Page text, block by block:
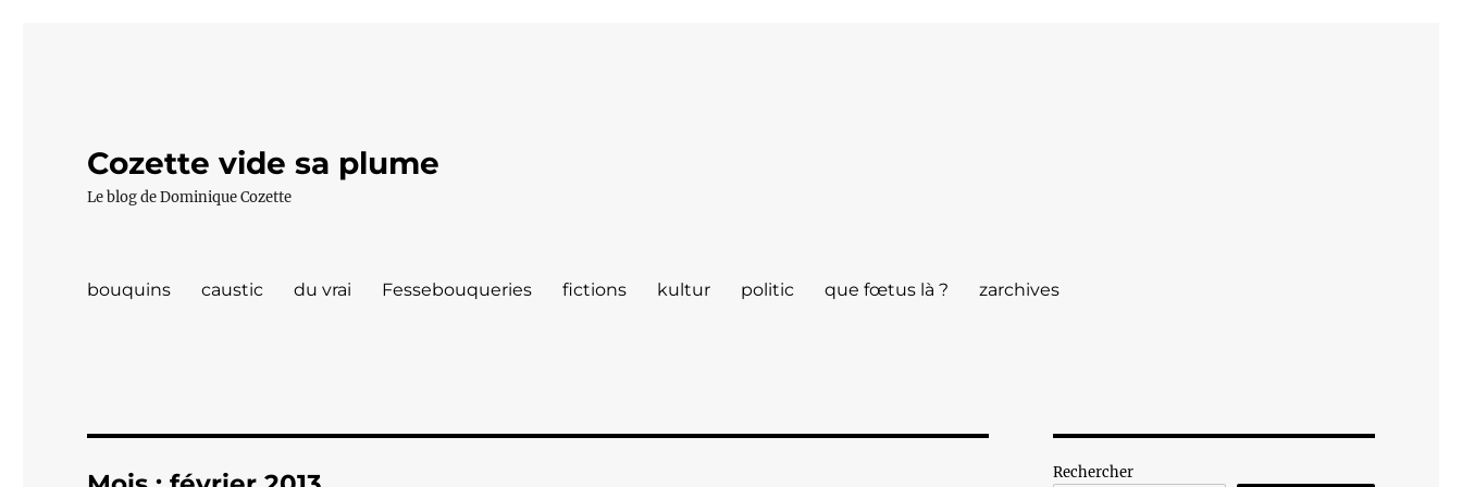
Cozette vide sa plume
Le blog de Dominique Cozette
bouquins caustic du vrai Fessebouqueries fictions kultur politic que fœtus là ? zarchives
Rechercher